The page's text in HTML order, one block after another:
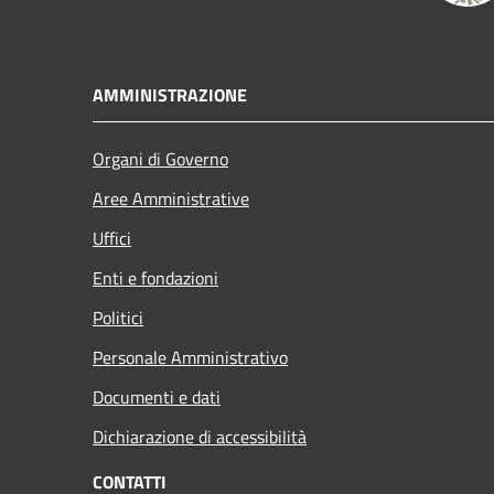
AMMINISTRAZIONE
Organi di Governo
Aree Amministrative
Uffici
Enti e fondazioni
Politici
Personale Amministrativo
Documenti e dati
Dichiarazione di accessibilità
CONTATTI